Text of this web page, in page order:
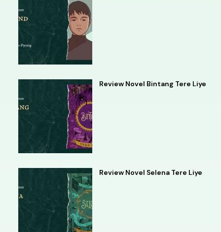
Review Novel Bintang Tere Liye
Review Novel Selena Tere Liye